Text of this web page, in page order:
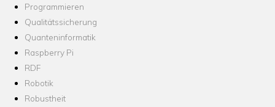
Programmieren
Qualitätssicherung
Quanteninformatik
Raspberry Pi
RDF
Robotik
Robustheit